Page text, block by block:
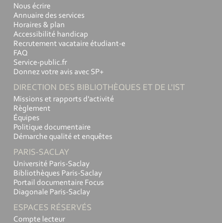
Nous écrire
Annuaire des services
Horaires & plan
Accessibilité handicap
Recrutement vacataire étudiant-e
FAQ
Service-public.fr
Donnez votre avis avec SP+
DIRECTION DES BIBLIOTHÈQUES ET DE L'IST
Missions et rapports d'activité
Règlement
Équipes
Politique documentaire
Démarche qualité et enquêtes
PARIS-SACLAY
Université Paris-Saclay
Bibliothèques Paris-Saclay
Portail documentaire Focus
Diagonale Paris-Saclay
ESPACES RÉSERVÉS
Compte lecteur